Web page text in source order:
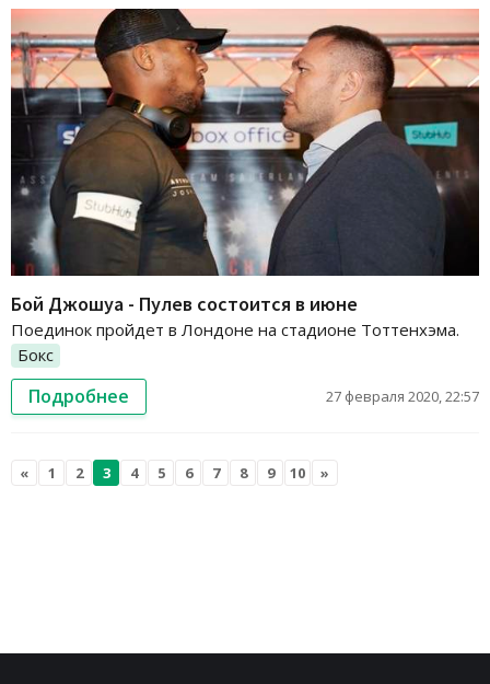
Бой Джошуа - Пулев состоится в июне
Поединок пройдет в Лондоне на стадионе Тоттенхэма.
Бокс
Подробнее 27 февраля 2020, 22:57
« 1 2 3 4 5 6 7 8 9 10 »